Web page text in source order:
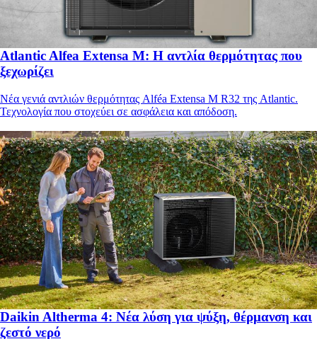
Atlantic Alfea Extensa M: Η αντλία θερμότητας που
ξεχωρίζει
Νέα γενιά αντλιών θερμότητας Alféa Extensa M R32 της Atlantic.
Τεχνολογία που στοχεύει σε ασφάλεια και απόδοση.
Daikin Altherma 4: Νέα λύση για ψύξη, θέρμανση και
ζεστό νερό